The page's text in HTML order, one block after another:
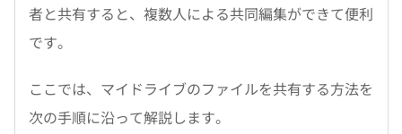
者と共有すると、複数人による共同編集ができて便利
です。
ここでは、マイドライブのファイルを共有する方法を
次の手順に沿って解説します。